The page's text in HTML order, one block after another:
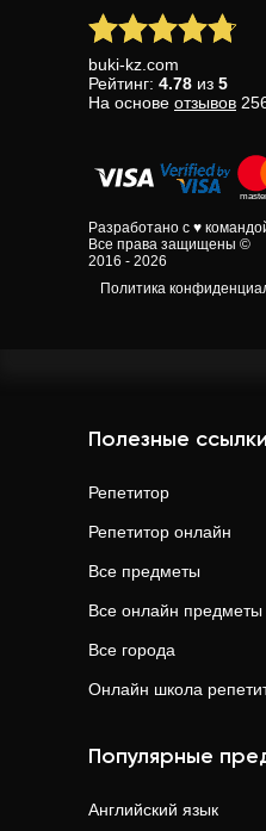
buki-kz.com
Рейтинг: 4.78 из 5
На основе отзывов
Разработано с ♥
Все права защищены ©
2016 - 2026
Политика
Полезные ссылки
Репетитор
Репетитор онлайн
Все предметы
Все онлайн предметы
Все города
Онлайн школа
Популярные
Английский язык